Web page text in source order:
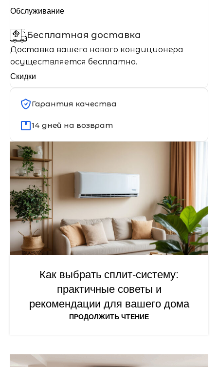
Обслуживание
Бесплатная доставка
Доставка вашего нового кондиционера
осуществляется бесплатно.
Скидки
Гарантия качества
14 дней на возврат
Как выбрать сплит-систему:
практичные советы и
рекомендации для вашего дома
ПРОДОЛЖИТЬ ЧТЕНИЕ